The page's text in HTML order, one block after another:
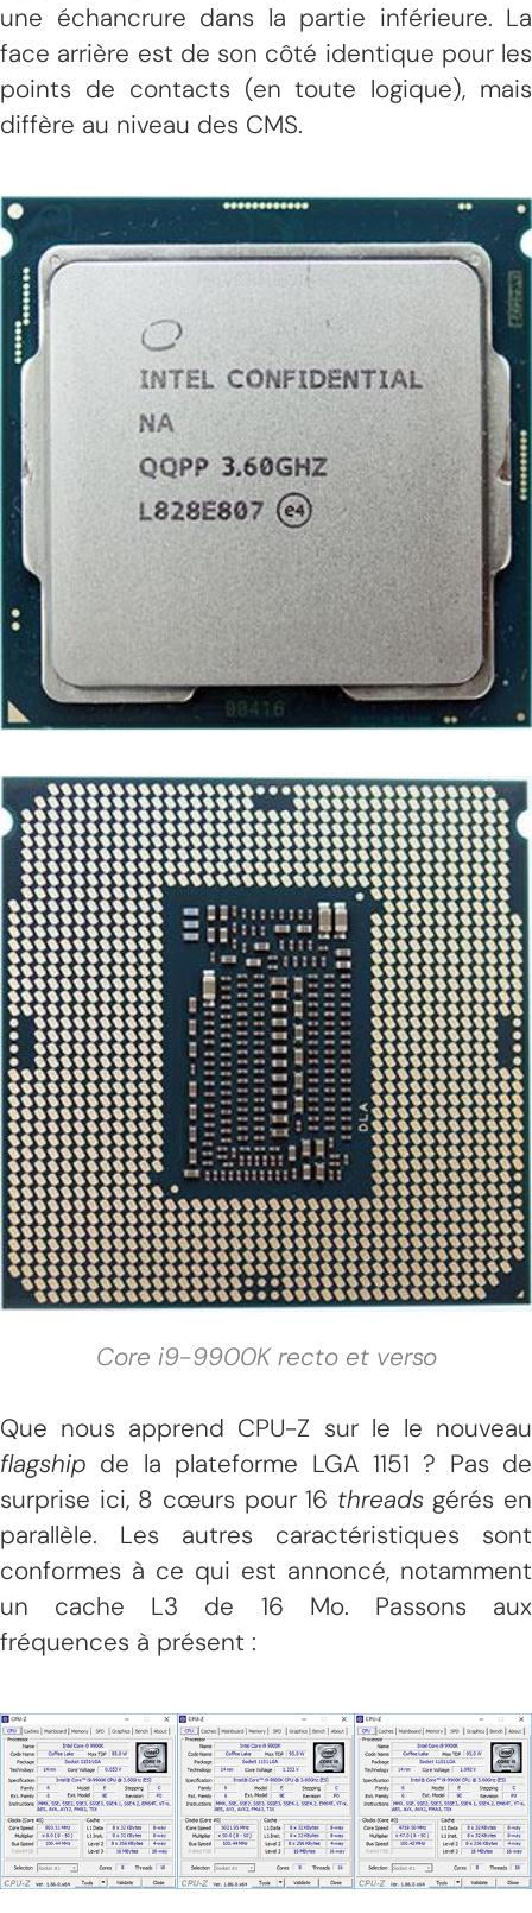
une échancrure dans la partie inférieure. La
face arrière est de son côté identique pour les
points de contacts (en toute logique), mais
diffère au niveau des CMS.
Core i9-9900K recto et verso
Que nous apprend CPU-Z sur le le nouveau
flagship de la plateforme LGA 1151 ? Pas de
surprise ici, 8 cœurs pour 16 threadsgérés en
parallèle. Les autres caractéristiques sont
conformes à ce qui est annoncé, notamment
un cache L3 de 16 Mo. Passons aux
fréquences à présent :